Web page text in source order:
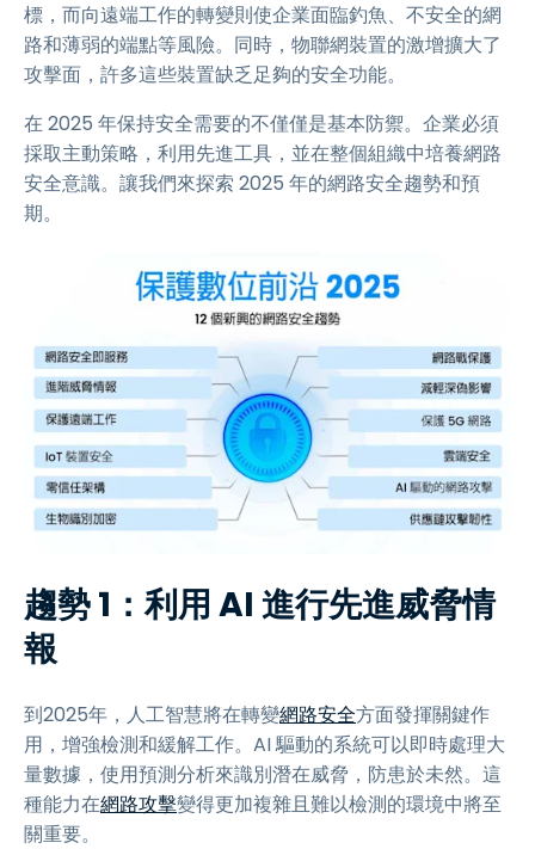
標，而向遠端工作的轉變則使企業面臨釣魚、不安全的網
路和薄弱的端點等風險。同時，物聯網裝置的激增擴大了
攻擊面，許多這些裝置缺乏足夠的安全功能。
在 2025 年保持安全需要的不僅僅是基本防禦。企業必須
採取主動策略，利用先進工具，並在整個組織中培養網路
安全意識。讓我們來探索 2025 年的網路安全趨勢和預
期。
趨勢 1：利用 AI 進行先進威脅情
報
到2025年，人工智慧將在轉變網路安全方面發揮關鍵作
用，增強檢測和緩解工作。AI 驅動的系統可以即時處理大
量數據，使用預測分析來識別潛在威脅，防患於未然。這
種能力在網路攻擊變得更加複雜且難以檢測的環境中將至
關重要。